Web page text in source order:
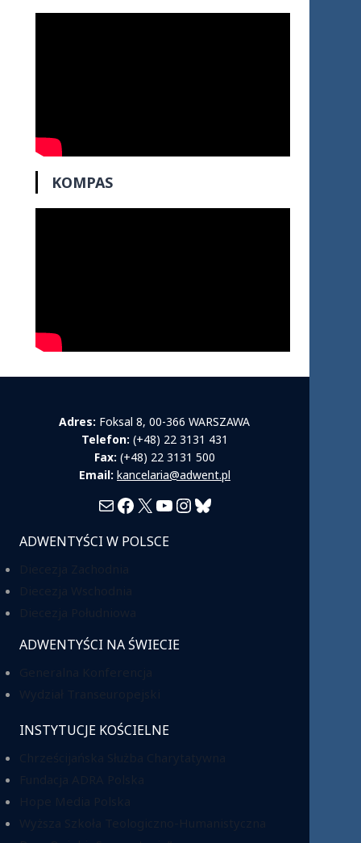
KOMPAS
Adres: Foksal 8, 00-366 WARSZAWA
Telefon: (+48) 22 3131 431
Fax: (+48) 22 3131 500
Email: kancelaria@adwent.pl
MailFacebook
X YouTube
Instagram
Bluesky
ADWENTYŚCI W POLSCE
ADWENTYŚCI NA ŚWIECIE
INSTYTUCJE KOŚCIELNE